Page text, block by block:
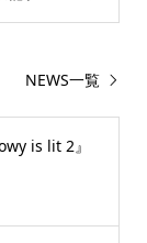
NEWS一覧
is lit 2』